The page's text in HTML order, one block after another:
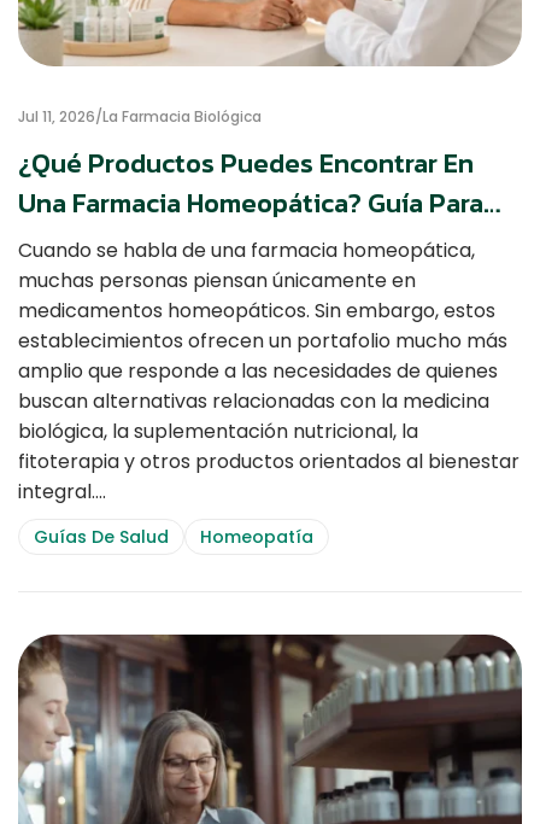
Jul 11, 2026 La Farmacia Biológica
¿Qué Productos Puedes Encontrar En
Una Farmacia Homeopática? Guía Para
Conocer Sus Principales Categorías
Cuando se habla de una farmacia homeopática,
muchas personas piensan únicamente en
medicamentos homeopáticos. Sin embargo, estos
establecimientos ofrecen un portafolio mucho más
amplio que responde a las necesidades de quienes
buscan alternativas relacionadas con la medicina
biológica, la suplementación nutricional, la
fitoterapia y otros productos orientados al bienestar
integral.…
Guías De Salud Homeopatía